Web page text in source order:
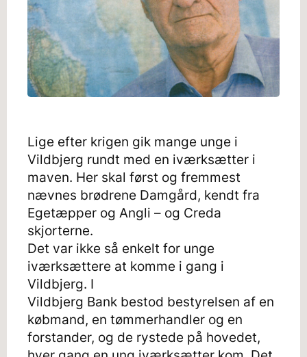
Lige efter krigen gik mange unge i
Vildbjerg rundt med en iværksætter i
maven. Her skal først og fremmest
nævnes brødrene Damgård, kendt fra
Egetæpper og Angli – og Creda
skjorterne.
Det var ikke så enkelt for unge
iværksættere at komme i gang i
Vildbjerg. I
Vildbjerg Bank bestod bestyrelsen af en
købmand, en tømmerhandler og en
forstander, og de rystede på hovedet,